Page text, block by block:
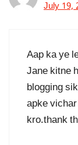
July 19,
Aap ka ye
Jane kitne
blogging
apke
kro.thank